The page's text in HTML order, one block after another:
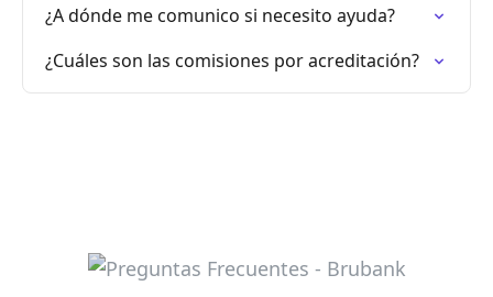
¿A dónde me comunico si necesito ayuda?
¿Cuáles son las comisiones por acreditación?